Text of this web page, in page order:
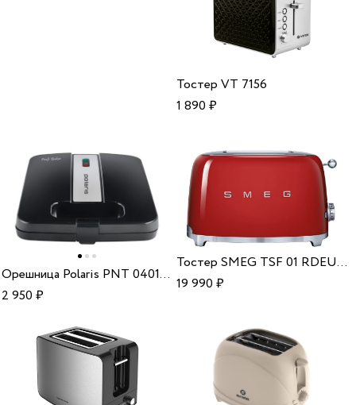
Тостер VT 7156
1 890₽
Орешница Polaris PNT 0401 black
2 950₽
Тостер SMEG TSF 01 RDEU Red
19 990₽